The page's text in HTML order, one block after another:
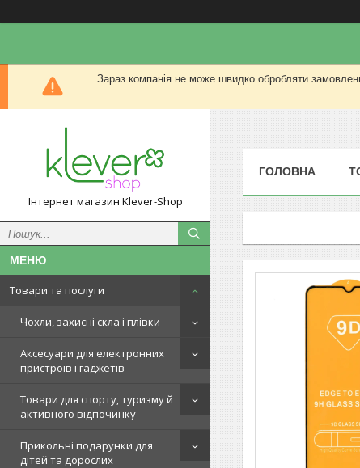
Зараз компанія не може швидко обробляти
Інтернет магазин Klever-Shop
Товари та послуги
Чохли, захисні скла і плівки
Аксесуари для електронних
пристроїв і гаджетів
Товари для спорту, туризму й
активного відпочинку
Прикольні подарунки для
дітей та дорослих
ГОЛОВНА